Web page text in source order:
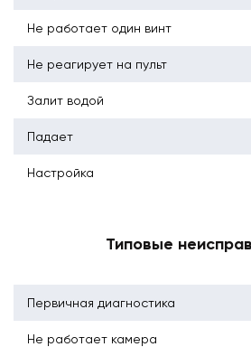
Не работает один винт
Не реагирует на пульт
Залит водой
Падает
Настройка
Типовые
Первичная диагностика
Не работает камера